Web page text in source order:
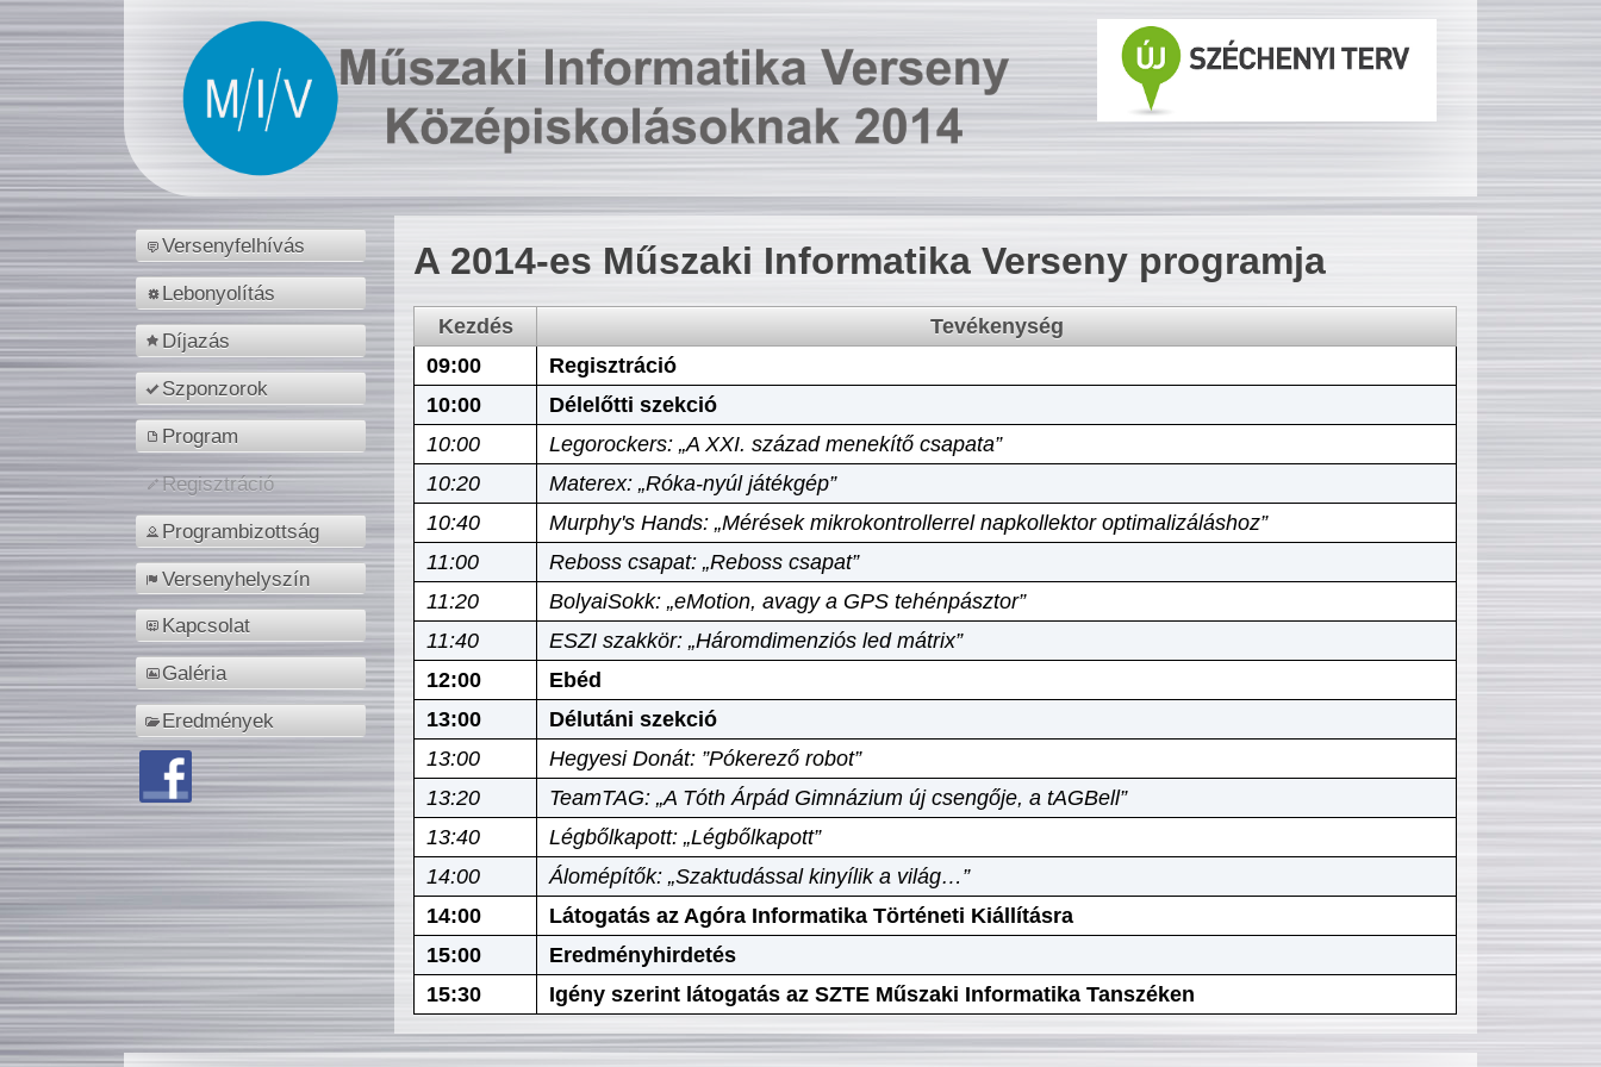
Versenyfelhívás
Lebonyolítás
Díjazás
Szponzorok
Program
Regisztráció
Programbizottság
Versenyhelyszín
Kapcsolat
Galéria
Eredmények
A 2014-es Műszaki Informatika Verseny programja
Kezdés
Tevékenység
09:00
Regisztráció
10:00
Délelőtti szekció
10:00
Legorockers: „A XXI. század menekítő csapata”
10:20
Materex: „Róka-nyúl játékgép”
10:40
Murphy's Hands: „Mérések mikrokontrollerrel napkollektor optimalizáláshoz”
11:00
Reboss csapat: „Reboss csapat”
11:20
BolyaiSokk: „eMotion, avagy a GPS tehénpásztor”
11:40
ESZI szakkör: „Háromdimenziós led mátrix”
12:00
Ebéd
13:00
Délutáni szekció
13:00
Hegyesi Donát: ”Pókerező robot”
13:20
TeamTAG: „A Tóth Árpád Gimnázium új csengője, a tAGBell”
13:40
Légbőlkapott: „Légbőlkapott”
14:00
Álomépítők: „Szaktudással kinyílik a világ…”
14:00
Látogatás az Agóra Informatika Történeti Kiállításra
15:00
Eredményhirdetés
15:30
Igény szerint látogatás az SZTE Műszaki Informatika Tanszéken